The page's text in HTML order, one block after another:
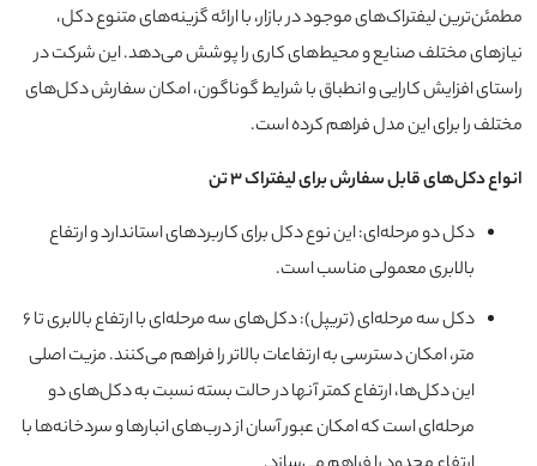
مطمئن‌ترین لیفتراک‌های موجود در بازار، با ارائه گزینه‌های متنوع دکل،
نیازهای مختلف صنایع و محیط‌های کاری را پوشش می‌دهد. این شرکت در
راستای افزایش کارایی و انطباق با شرایط گوناگون، امکان سفارش دکل‌های
مختلف را برای این مدل فراهم کرده است.
انواع دکل‌های قابل سفارش برای لیفتراک ۳ تن
دکل دو مرحله‌ای: این نوع دکل برای کاربردهای استاندارد و ارتفاع
بالابری معمولی مناسب است.
دکل سه مرحله‌ای (تریپل): دکل‌های سه مرحله‌ای با ارتفاع بالابری تا ۶
متر، امکان دسترسی به ارتفاعات بالاتر را فراهم می‌کنند. مزیت اصلی
این دکل‌ها، ارتفاع کمتر آنها در حالت بسته نسبت به دکل‌های دو
مرحله‌ای است که امکان عبور آسان از درب‌های انبارها و سردخانه‌ها با